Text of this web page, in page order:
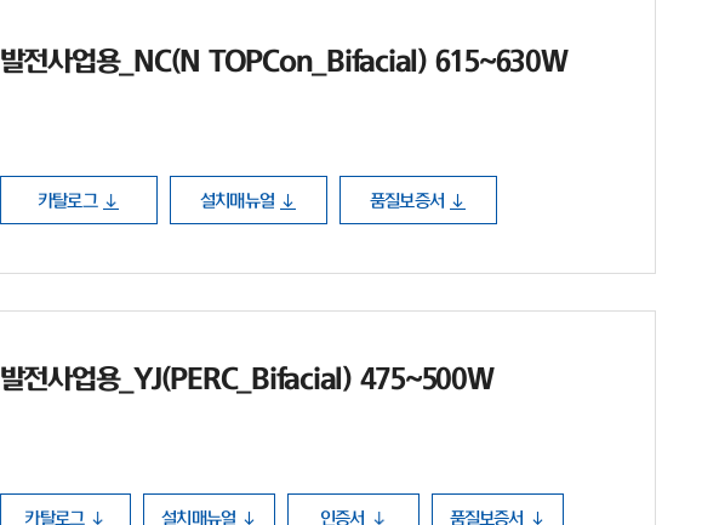
발전사업용_NC(N TOPCon_Bifacial) 615~630W
카탈로그 설치매뉴얼 품질보증서
발전사업용_YJ(PERC_Bifacial) 475~500W
카탈로그 설치매뉴얼 인증서 품질보증서